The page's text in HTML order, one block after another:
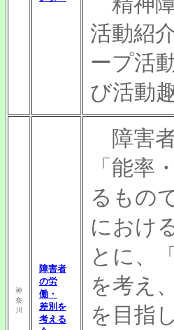
活動紹
ープ活
び活動
神
奈
川
障害者
の労
働・
差別を
考える
障害
「能率
るもの
におけ
とに、
を考え
を目指